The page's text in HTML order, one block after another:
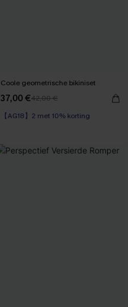
Coole geometrische bikiniset
37,00 €42,00 €
【AG18】2 met 10% korting